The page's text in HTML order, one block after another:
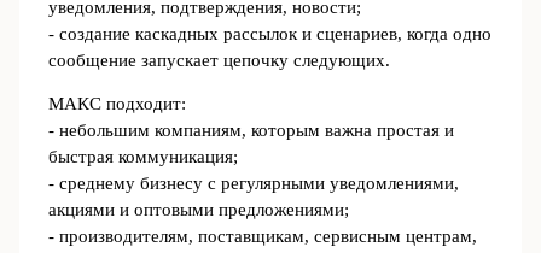
уведомления, подтверждения, новости;
- создание каскадных рассылок и сценариев, когда одно
сообщение запускает цепочку следующих.
МАКС подходит:
- небольшим компаниям, которым важна простая и
быстрая коммуникация;
- среднему бизнесу с регулярными уведомлениями,
акциями и оптовыми предложениями;
- производителям, поставщикам, сервисным центрам,